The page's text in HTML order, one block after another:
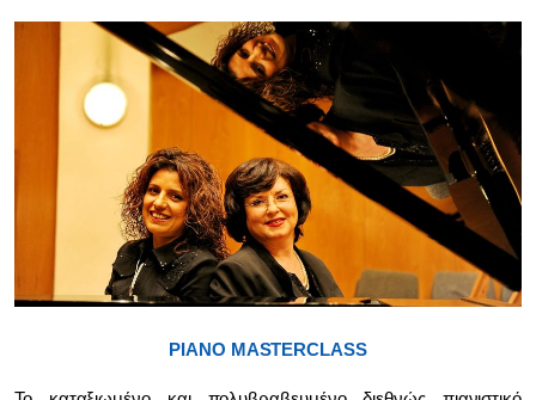
PIANO MASTERCLASS